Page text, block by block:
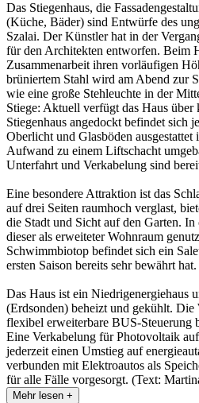
Das Stiegenhaus, die
(Küche, Bäder) sind Entwürfe des
Szalai. Der Künstler hat in der
für den Architekten entworfen. Beim
Zusammenarbeit ihren vorläufigen
brüniertem Stahl wird am Abend zur
wie eine große Stehleuchte in der
Stiege: Aktuell verfügt das Haus
Stiegenhaus angedockt befindet sich
Oberlicht und Glasböden
Aufwand zu einem Liftschacht
Unterfahrt und Verkabelung sind
Eine besondere Attraktion ist das
auf drei Seiten raumhoch verglast,
die Stadt und Sicht auf den Garten.
dieser als erweiteter Wohnraum
Schwimmbiotop befindet sich ein
ersten Saison bereits sehr bewährt hat.
Das Haus ist ein Niedrigenergiehaus
(Erdsonden) beheizt und gekühlt.
flexibel erweiterbare BUS-Steuerung
Eine Verkabelung für Photovoltaik
jederzeit einen Umstieg auf
verbunden mit Elektroautos als
für alle Fälle vorgesorgt. (Text:
Mehr lesen +